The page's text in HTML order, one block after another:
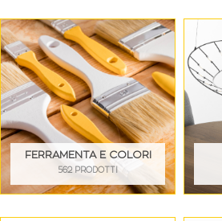
FERRAMENTA E COLORI
562 PRODOTTI